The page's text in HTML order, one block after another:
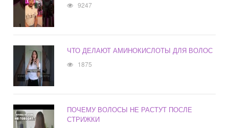
9247
ЧТО ДЕЛАЮТ АМИНОКИСЛОТЫ ДЛЯ ВОЛОС
1875
ПОЧЕМУ ВОЛОСЫ НЕ РАСТУТ ПОСЛЕ
СТРИЖКИ